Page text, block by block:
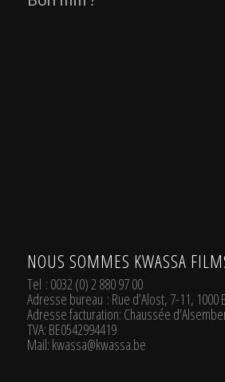
NOUS SOMMES KWASSA
Tel : 0032 (0) 2 880 97 00
Adresse bureau : Rue d’Alost, 7-11, 1000
Adresse facturation: Chaussée
TVA: BE0542994419
Mail: kwassa@kwassa.be